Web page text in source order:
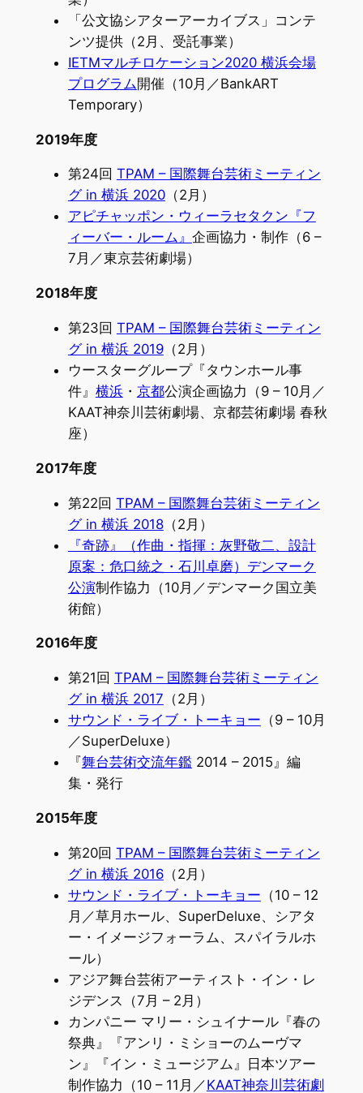
「公文協シアターアーカイブス」コンテ
ンツ提供（2月、受託事業）
IETMマルチロケーション2020 横浜会場
プログラム開催（10月／BankART
Temporary）
2019年度
第24回 TPAM – 国際舞台芸術ミーティン
グ in 横浜 2020（2月）
アピチャッポン・ウィーラセタクン『フ
ィーバー・ルーム』 企画協力・制作（6 –
7月／東京芸術劇場）
2018年度
第23回 TPAM – 国際舞台芸術ミーティン
グ in 横浜 2019（2月）
ウースターグループ『タウンホール事
件』 横浜・ 京都公演企画協力（9 – 10月／
KAAT神奈川芸術劇場、京都芸術劇場 春秋
座）
2017年度
第22回 TPAM – 国際舞台芸術ミーティン
グ in 横浜 2018（2月）
『奇跡』（作曲・指揮：灰野敬二、設計
原案：危口統之・石川卓磨）デンマーク
公演制作協力（10月／デンマーク国立美
術館）
2016年度
第21回 TPAM – 国際舞台芸術ミーティン
グ in 横浜 2017 （2月）
サウンド・ライブ・トーキョー （9 – 10月
／SuperDeluxe）
『舞台芸術交流年鑑2014 – 2015』編
集・発行
2015年度
第20回 TPAM – 国際舞台芸術ミーティン
グ in 横浜 2016（2月）
サウンド・ライブ・トーキョー （10 – 12
月／草月ホール、SuperDeluxe、シアタ
ー・イメージフォーラム、スパイラルホ
ール）
アジア舞台芸術アーティスト・イン・レ
ジデンス（7月 – 2月）
カンパニー マリー・シュイナール『春の
祭典』『アンリ・ミショーのムーヴマ
ン』『イン・ミュージアム』日本ツアー
制作協力（10 – 11月／KAAT神奈川芸術劇